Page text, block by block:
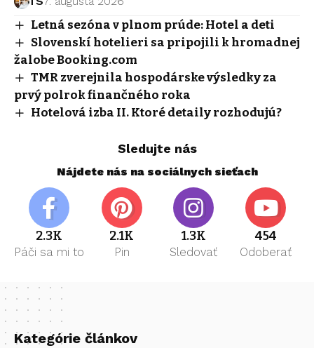
Letná sezóna v plnom prúde: Hotel a deti
Slovenskí hotelieri sa pripojili k hromadnej
žalobe Booking.com
TMR zverejnila hospodárske výsledky za
prvý polrok finančného roka
Hotelová izba II. Ktoré detaily rozhodujú?
Sledujte nás
Nájdete nás na sociálnych sieťach
2.3K
Páči sa mi to
2.1K
Pin
1.3K
Sledovať
454
Odoberať
Kategórie článkov